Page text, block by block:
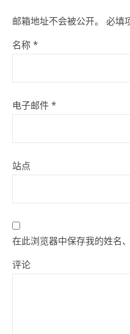
邮箱地址不会被公开。 必填
名称 *
电子邮件 *
站点
在此浏览器中保存我的姓名
评论